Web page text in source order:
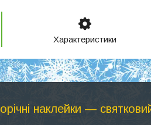
Характеристики
наклейки —